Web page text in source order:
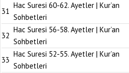
31
Hac Suresi 60-62. Ayetler | Kur’an
Sohbetleri
32
Hac Suresi 56-58. Ayetler | Kur’an
Sohbetleri
33
Hac Suresi 52-55. Ayetler | Kur’an
Sohbetleri